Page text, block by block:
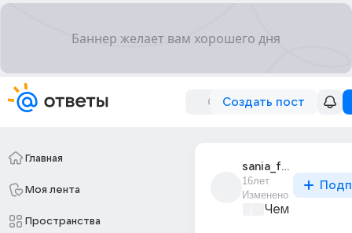
Создать пост
Главная
Моя лента
Пространства
sania_filyk
16лет
Изменено
Чем заняться?